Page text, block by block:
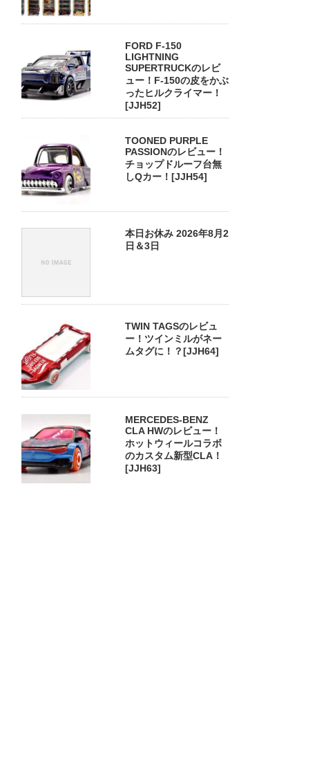
FORD F-150
LIGHTNING
SUPERTRUCKのレビ
ュー！F-150の皮をかぶ
ったヒルクライマー！
[JJH52]
TOONED PURPLE
PASSIONのレビュー！
チョップドルーフ台無
しQカー！[JJH54]
本日お休み 2026年8月2
日＆3日
TWIN TAGSのレビュ
ー！ツインミルがネー
ムタグに！？[JJH64]
MERCEDES-BENZ
CLA HWのレビュー！
ホットウィールコラボ
のカスタム新型CLA！
[JJH63]